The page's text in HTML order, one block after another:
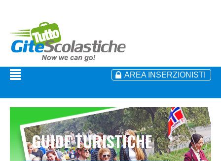
AREA INSERZIONISTI
GUIDE TURISTICHE